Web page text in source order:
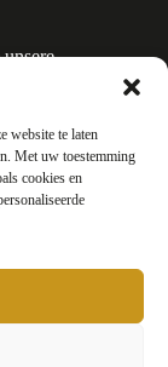
website te laten
Met uw toestemming
cookies en